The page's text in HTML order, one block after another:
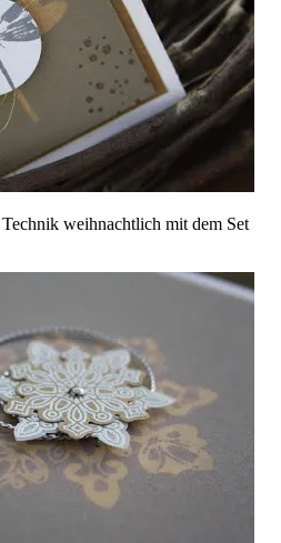
weihnachtlich mit dem Set